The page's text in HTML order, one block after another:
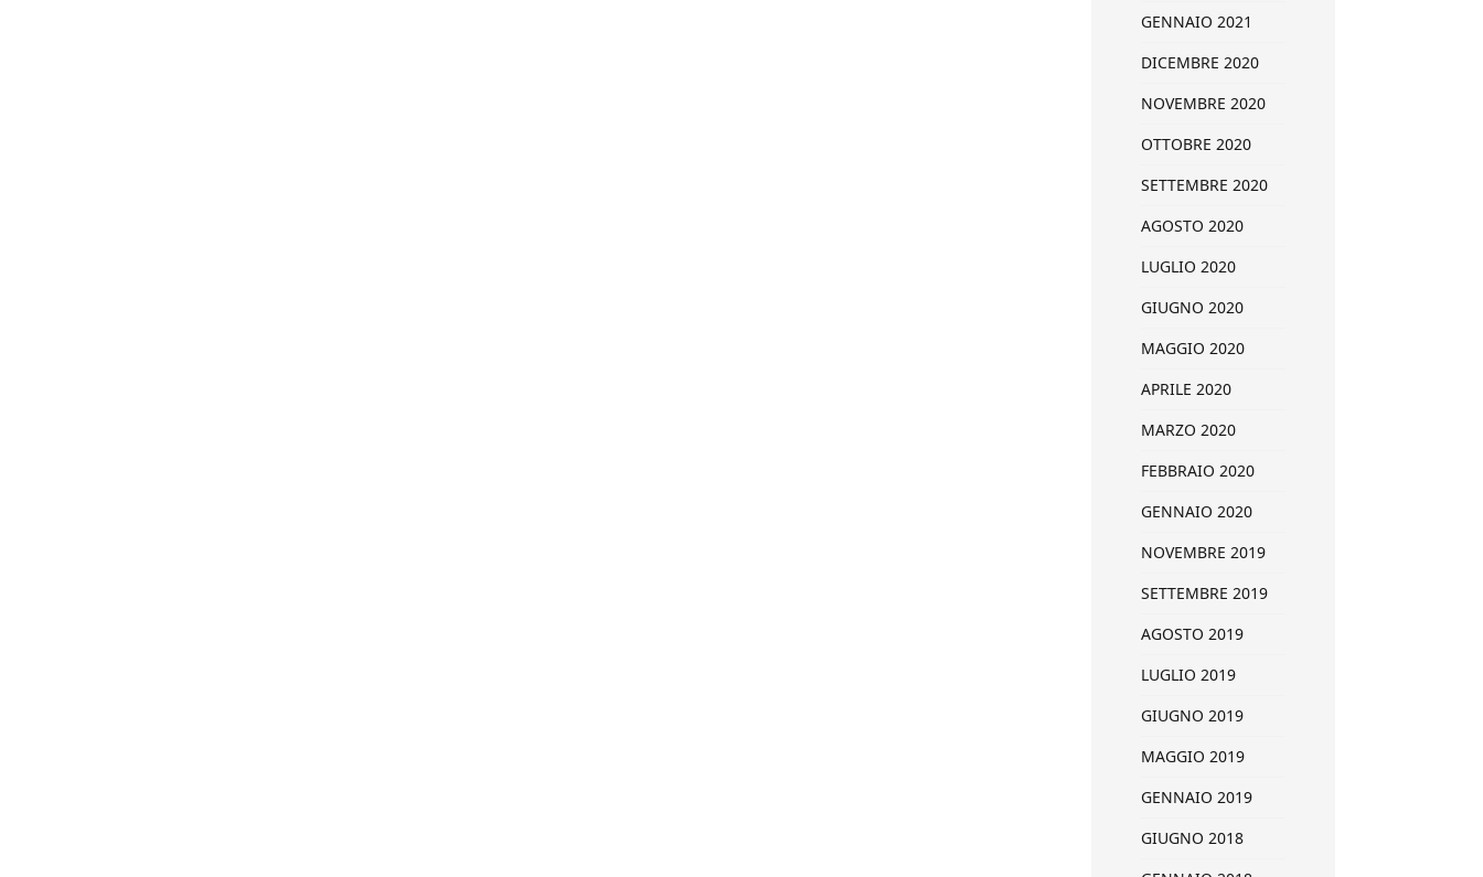
GENNAIO 2021
DICEMBRE 2020
NOVEMBRE 2020
OTTOBRE 2020
SETTEMBRE 2020
AGOSTO 2020
LUGLIO 2020
GIUGNO 2020
MAGGIO 2020
APRILE 2020
MARZO 2020
FEBBRAIO 2020
GENNAIO 2020
NOVEMBRE 2019
SETTEMBRE 2019
AGOSTO 2019
LUGLIO 2019
GIUGNO 2019
MAGGIO 2019
GENNAIO 2019
GIUGNO 2018